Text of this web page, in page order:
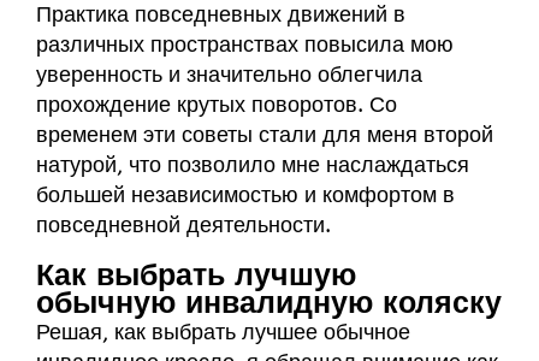
Практика повседневных движений в
различных пространствах повысила мою
уверенность и значительно облегчила
прохождение крутых поворотов. Со
временем эти советы стали для меня второй
натурой, что позволило мне наслаждаться
большей независимостью и комфортом в
повседневной деятельности.
Как выбрать лучшую
обычную инвалидную коляску
Решая, как выбрать лучшее обычное